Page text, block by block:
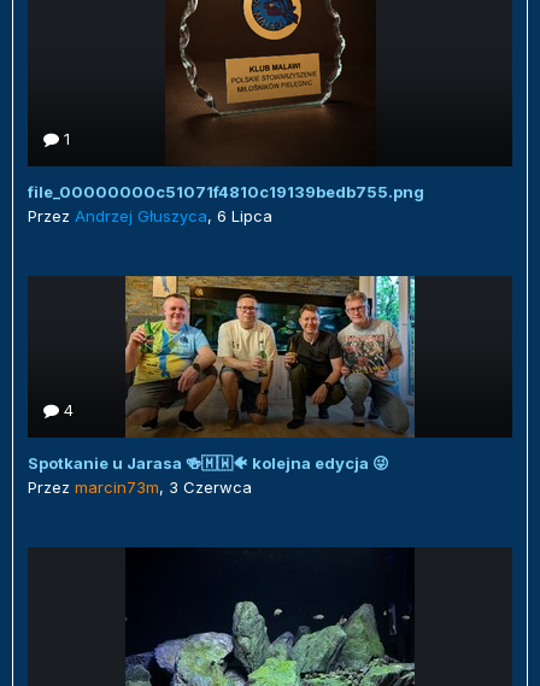
1
file_00000000c51071f4810c19139bedb755.png
Przez Andrzej Głuszyca, 6 Lipca
4
Spotkanie u Jarasa 🍻🇲🇼🐠 kolejna edycja 😜
Przez marcin73m, 3 Czerwca